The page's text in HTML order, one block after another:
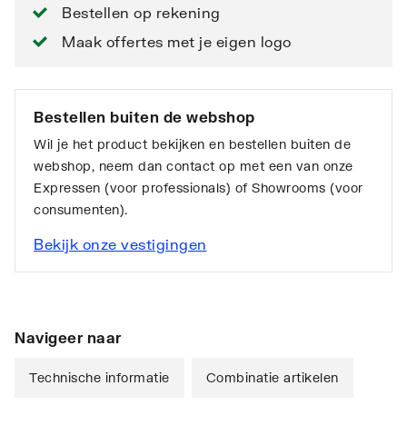
Bestellen op rekening
Maak offertes met je eigen logo
Bestellen buiten de webshop
Wil je het product bekijken en bestellen buiten de
webshop, neem dan contact op met een van onze
Expressen (voor professionals) of Showrooms (voor
consumenten).
Bekijk onze vestigingen
Navigeer naar
Technische informatie Combinatie artikelen